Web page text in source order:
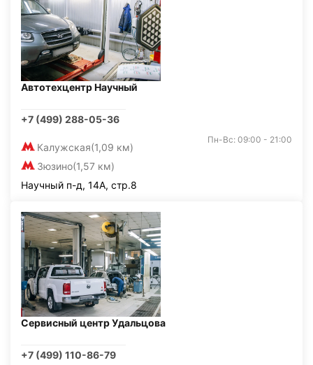
Автотехцентр Научный
+7 (499) 288-05-36
Калужская(1,09 км)
Зюзино(1,57 км)
Пн-Вс: 09:00 - 21:00
Научный п-д, 14А, стр.8
Сервисный центр Удальцова
+7 (499) 110-86-79